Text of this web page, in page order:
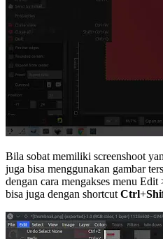
Bila sobat memiliki screenshoot
juga bisa menggunakan gambar
dengan cara mengakses menu
bisa juga dengan shortcut Ctrl+